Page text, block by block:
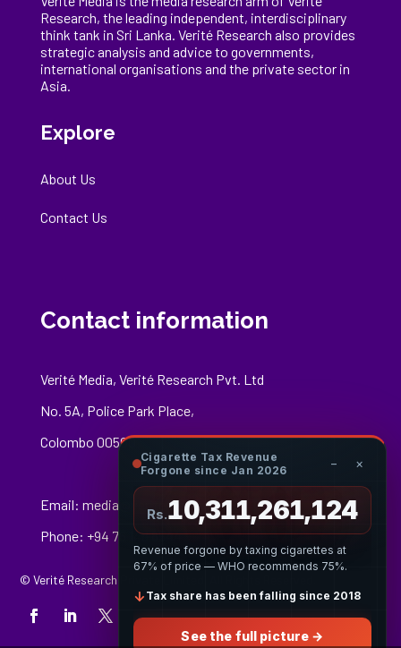
Research, theleading independent, interdisciplinary
think tank in Sri Lanka. Verité Research also provides
strategic analysis and advice to governments,
international organisations and the private sector in
Asia.
Explore
About Us
Contact Us
Contact information
Verité Media, Verité Research Pvt. Ltd
No. 5A, Police Park Place,
Colombo 00500
Email: media@veriteresearch.org
Phone: +94 76 148 8544
© Verité Research Private Limited. All Rights Reserved.
Cigarette Tax Revenue
Forgone since Jan 2026
− ×
Rs.10,311,261,409
Revenue forgone by taxing cigarettes at
67% of price — WHO recommends 75%.
↓ Tax share has been falling since 2018
See the full picture →